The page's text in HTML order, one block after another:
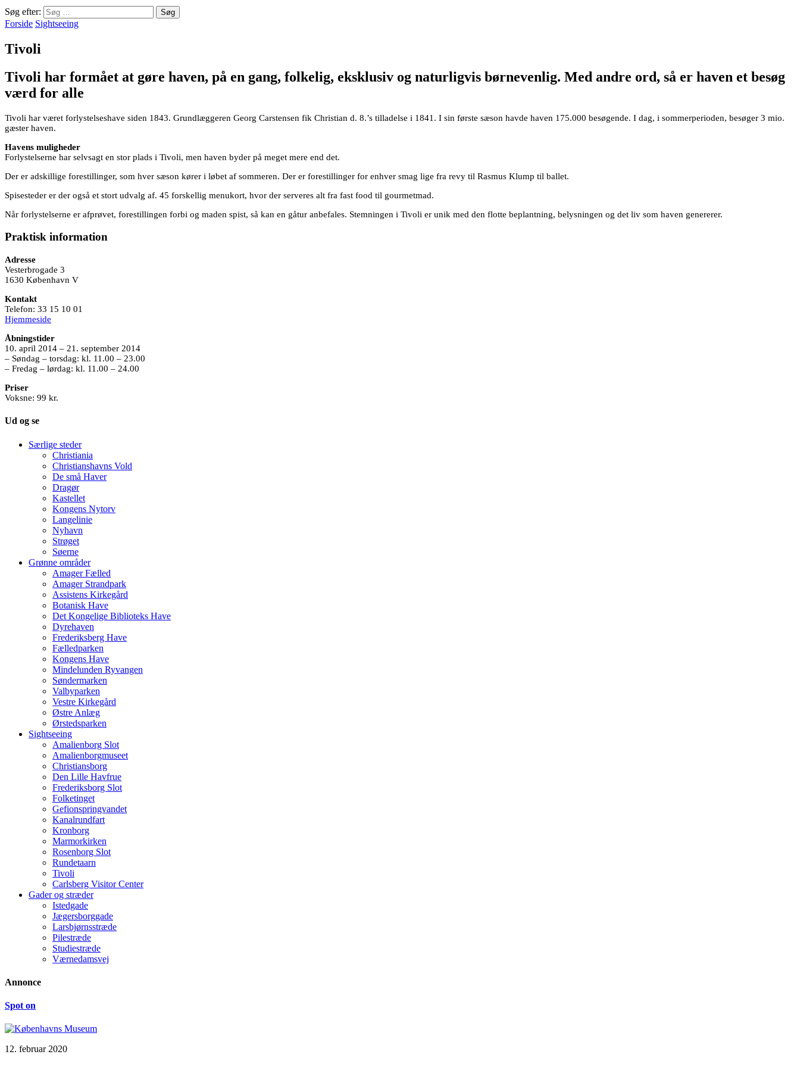
Søg efter:
Forside Sightseeing
Tivoli
Tivoli har formået at gøre haven, på en gang, folkelig, eksklusiv og naturligvis børnevenlig. Med andre ord, så er haven et besøg
værd for alle
Tivoli har været forlystelseshave siden 1843. Grundlæggeren Georg Carstensen fik Christian d. 8.’s tilladelse i 1841. I sin første sæson havde haven 175.000 besøgende. I dag, i sommerperioden, besøger 3 mio.
gæster haven.
Havens muligheder
Forlystelserne har selvsagt en stor plads i Tivoli, men haven byder på meget mere end det.
Der er adskillige forestillinger, som hver sæson kører i løbet af sommeren. Der er forestillinger for enhver smag lige fra revy til Rasmus Klump til ballet.
Spisesteder er der også et stort udvalg af. 45 forskellig menukort, hvor der serveres alt fra fast food til gourmetmad.
Når forlystelserne er afprøvet, forestillingen forbi og maden spist, så kan en gåtur anbefales. Stemningen i Tivoli er unik med den flotte beplantning, belysningen og det liv som haven genererer.
Praktisk information
Adresse
Vesterbrogade 3
1630 København V
Kontakt
Telefon: 33 15 10 01
Hjemmeside
Åbningstider
10. april 2014 – 21. september 2014
– Søndag – torsdag: kl. 11.00 – 23.00
– Fredag – lørdag: kl. 11.00 – 24.00
Priser
Voksne: 99 kr.
Ud og se
Særlige steder
Christiania
Christianshavns Vold
De små Haver
Dragør
Kastellet
Kongens Nytorv
Langelinie
Nyhavn
Strøget
Søerne
Grønne områder
Amager Fælled
Amager Strandpark
Assistens Kirkegård
Botanisk Have
Det Kongelige Biblioteks Have
Dyrehaven
Frederiksberg Have
Fælledparken
Kongens Have
Mindelunden Ryvangen
Søndermarken
Valbyparken
Vestre Kirkegård
Østre Anlæg
Ørstedsparken
Sightseeing
Amalienborg Slot
Amalienborgmuseet
Christiansborg
Den Lille Havfrue
Frederiksborg Slot
Folketinget
Gefionspringvandet
Kanalrundfart
Kronborg
Marmorkirken
Rosenborg Slot
Rundetaarn
Tivoli
Carlsberg Visitor Center
Gader og stræder
Istedgade
Jægersborggade
Larsbjørnsstræde
Pilestræde
Studiestræde
Værnedamsvej
Annonce
Spot on
12. februar 2020